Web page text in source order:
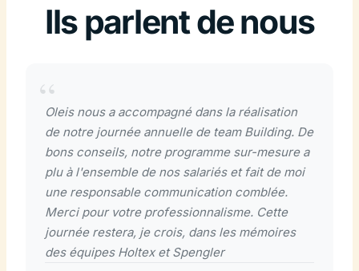
Ils parlent de nous
Oleis nous a accompagné dans la réalisation
de notre journée annuelle de team Building. De
bons conseils, notre programme sur-mesure a
plu à l'ensemble de nos salariés et fait de moi
une responsable communication comblée.
Merci pour votre professionnalisme. Cette
journée restera, je crois, dans les mémoires
des équipes Holtex et Spengler